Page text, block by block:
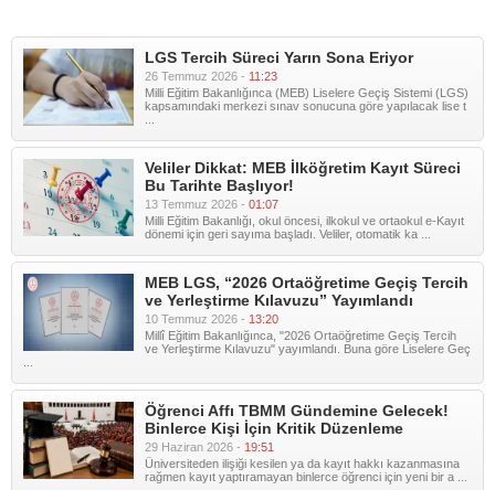
LGS Tercih Süreci Yarın Sona Eriyor
26 Temmuz 2026 - 11:23
Milli Eğitim Bakanlığınca (MEB) Liselere Geçiş Sistemi (LGS)
kapsamındaki merkezi sınav sonucuna göre yapılacak lise t
Veliler Dikkat: MEB İlköğretim Kayıt Süreci
Bu Tarihte Başlıyor!
13 Temmuz 2026 - 01:07
Milli Eğitim Bakanlığı, okul öncesi, ilkokul ve ortaokul e-Kayıt
dönemi için geri sayıma başladı. Veliler, otomatik ka ...
MEB LGS, “2026 Ortaöğretime Geçiş Tercih
ve Yerleştirme Kılavuzu” Yayımlandı
10 Temmuz 2026 - 13:20
Millî Eğitim Bakanlığınca, "2026 Ortaöğretime Geçiş Tercih
ve Yerleştirme Kılavuzu" yayımlandı. Buna göre Liselere Geç
Öğrenci Affı TBMM Gündemine Gelecek!
Binlerce Kişi İçin Kritik Düzenleme
29 Haziran 2026 - 19:51
Üniversiteden ilişiği kesilen ya da kayıt hakkı kazanmasına
rağmen kayıt yaptıramayan binlerce öğrenci için yeni bir a ...